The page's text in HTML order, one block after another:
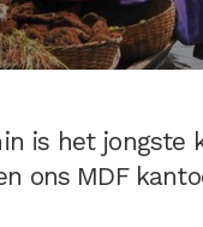
is het jongste
ons MDF